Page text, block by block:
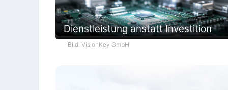
Dienstleistung anstatt Investition
Bild: VisionKey GmbH